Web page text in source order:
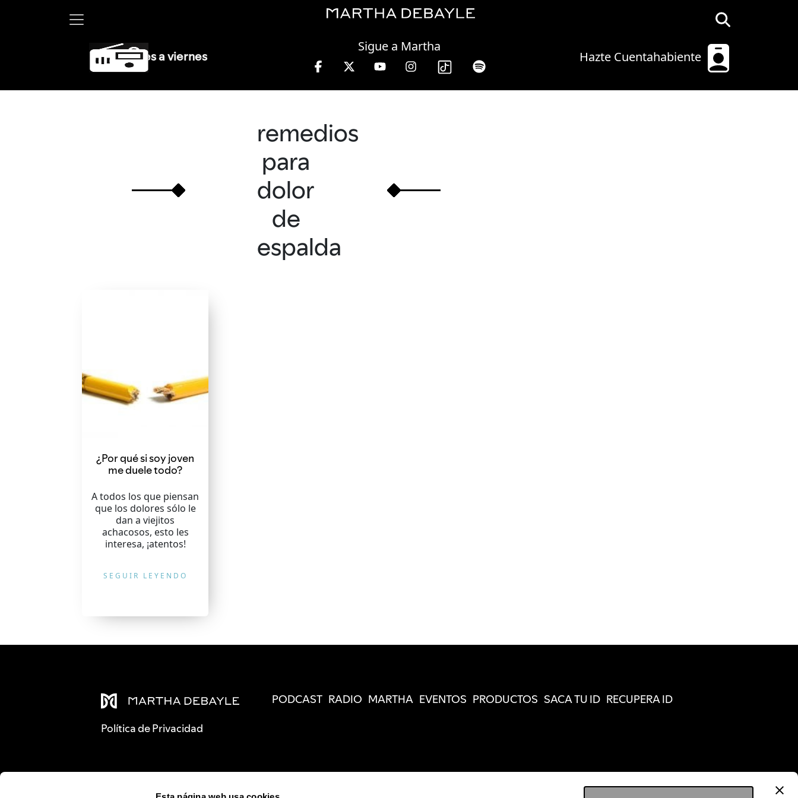
Hazte Cuentahabiente
Sigue a Martha
Debayle en W, lunes a viernes de 10 a 13 hrs.
remedios
para
dolor
de
espalda
¿Por qué si soy joven
me duele todo?
A todos los que piensan
que los dolores sólo le
dan a viejitos
achacosos, esto les
interesa, ¡atentos!
SEGUIR LEYENDO
Política de Privacidad
PODCAST RADIO MARTHA EVENTOS PRODUCTOS SACA TU ID RECUPERA ID